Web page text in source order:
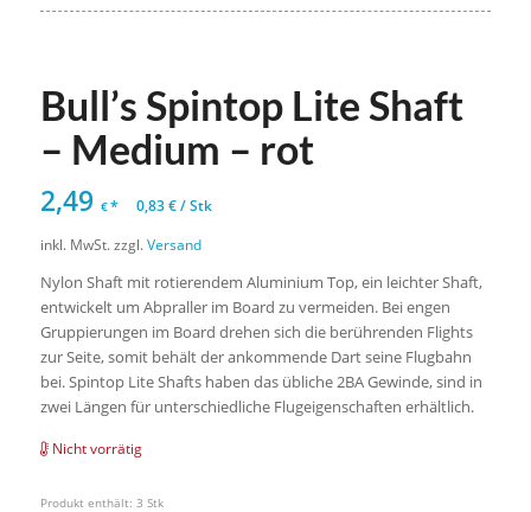
Bull’s Spintop Lite Shaft
– Medium – rot
2,49 €* 0,83€/Stk
inkl. MwSt. zzgl.Versand
Nylon Shaft mit rotierendem Aluminium Top, ein leichter Shaft,
entwickelt um Abpraller im Board zu vermeiden. Bei engen
Gruppierungen im Board drehen sich die berührenden Flights
zur Seite, somit behält der ankommende Dart seine Flugbahn
bei. Spintop Lite Shafts haben das übliche 2BA Gewinde, sind in
zwei Längen für unterschiedliche Flugeigenschaften erhältlich.
Nicht vorrätig
Produkt enthält: 3 Stk